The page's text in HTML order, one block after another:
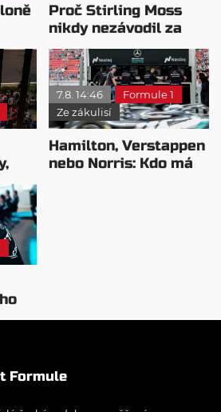
Proč Stirling Moss
nikdy nezávodil za
Ferrariho
7.8. 14:46
Formule 1
Ze zákulisí
Hamilton, Verstappen
nebo Norris: Kdo má
Formule